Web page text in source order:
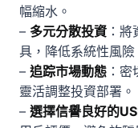
幅縮水。
– 多元分散投資：將
具，降低系統性風險
– 追踪市場動態 ：
靈活調整投資部署。
– 選擇信譽良好的